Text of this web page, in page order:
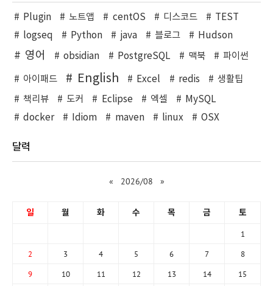
Plugin 노트앱 centOS 디스코드
TEST
logseq
Python java 블로그 Hudson
영어 obsidian PostgreSQL 맥북 파이썬
아이패드 English Excel redis
생활팁
책리뷰
도커 Eclipse 엑셀
MySQL
docker
Idiom maven linux OSX
달력
« 2026/08 »
일 월 화 수 목 금 토
1
2 3 4 5 6 7 8
9 10 11 12 13 14 15